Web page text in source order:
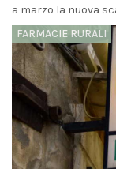
a marzo la nuova
FARMACIE RURALI